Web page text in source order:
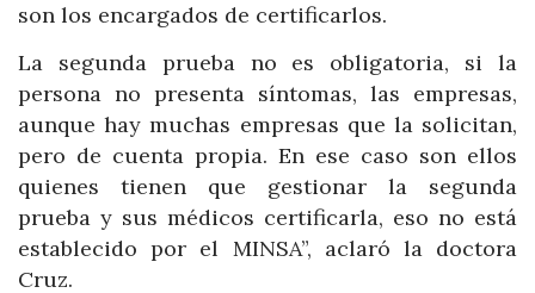
son los encargados de certificarlos.
La segunda prueba no es obligatoria, si la
persona no presenta síntomas, las empresas,
aunque hay muchas empresas que la solicitan,
pero de cuenta propia. En ese caso son ellos
quienes tienen que gestionar la segunda
prueba y sus médicos certificarla, eso no está
establecido por el MINSA”, aclaró la doctora
Cruz.